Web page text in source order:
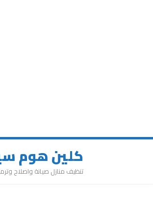
كلين هوم سيرفس
تنظيف منازل صيانة واصلاح وترميمات خدمة